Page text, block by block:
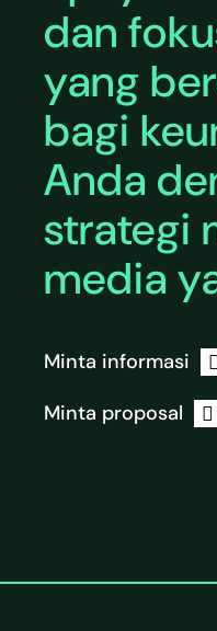
dan
yang
bagi
Anda
strategi
media
Minta informasi
Minta proposal